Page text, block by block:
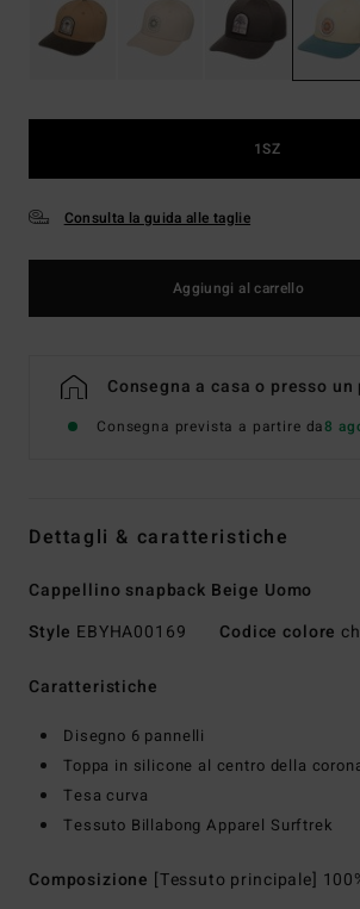
1SZ
Consulta la guida alle taglie
Aggiungi al carrello
Consegna a casa o presso
Consegna prevista a partire da8
Dettagli & caratteristiche
Cappellino snapback Beige Uomo
Style EBYHA00169 Codice colore
Caratteristiche
Disegno 6 pannelli
Toppa in silicone al centro della
Tesa curva
Tessuto Billabong Apparel Surftrek
Composizione [Tessuto principale]